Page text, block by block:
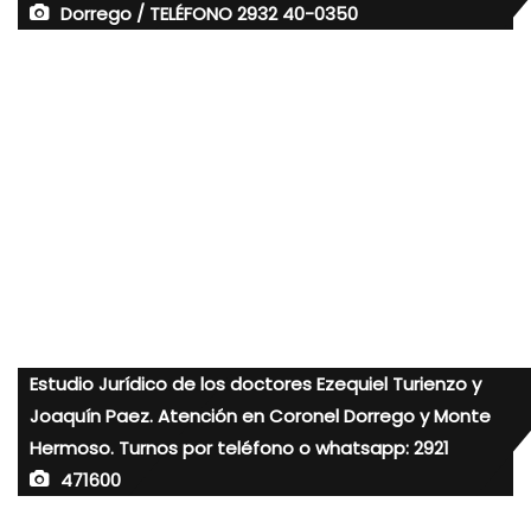
Dorrego / TELÉFONO 2932 40-0350
Estudio Jurídico de los doctores Ezequiel Turienzo y
Joaquín Paez. Atención en Coronel Dorrego y Monte
Hermoso. Turnos por teléfono o whatsapp: 2921
471600